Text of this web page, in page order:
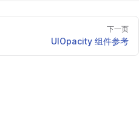
下一页
UIOpacity 组件参考